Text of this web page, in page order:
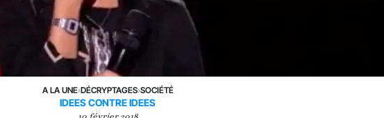
A LA UNE›DÉCRYPTAGES›SOCIÉTÉ
IDEES CONTRE IDEES